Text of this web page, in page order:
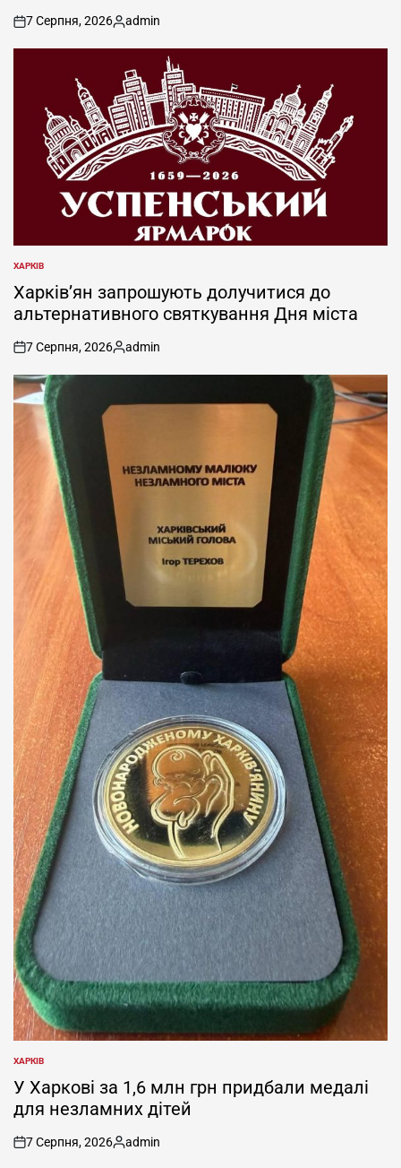
on
7 Серпня, 2026
Опубліковано
admin
ОПУБЛІКУВАТИ
У
ХАРКІВ
Харків’ян запрошують долучитися до
альтернативного святкування Дня міста
on
7 Серпня, 2026
Опубліковано
admin
ОПУБЛІКУВАТИ
У
ХАРКІВ
У Харкові за 1,6 млн грн придбали медалі
для незламних дітей
on
7 Серпня, 2026
Опубліковано
admin